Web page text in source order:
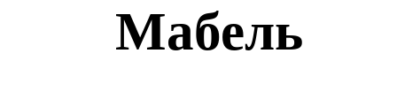
Мабель